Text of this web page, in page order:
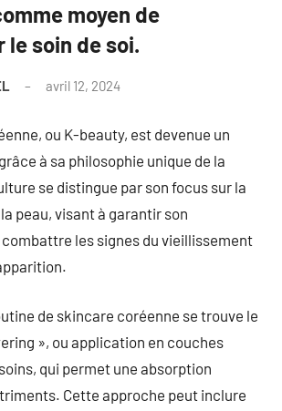
moyen de
le soin de soi.
avril 12, 2024
ou K-beauty, est devenue un
à sa philosophie unique de la
se distingue par son focus sur la
peau, visant à garantir son
les signes du vieillissement
de skincare coréenne se trouve le
», ou application en couches
qui permet une absorption
Cette approche peut inclure